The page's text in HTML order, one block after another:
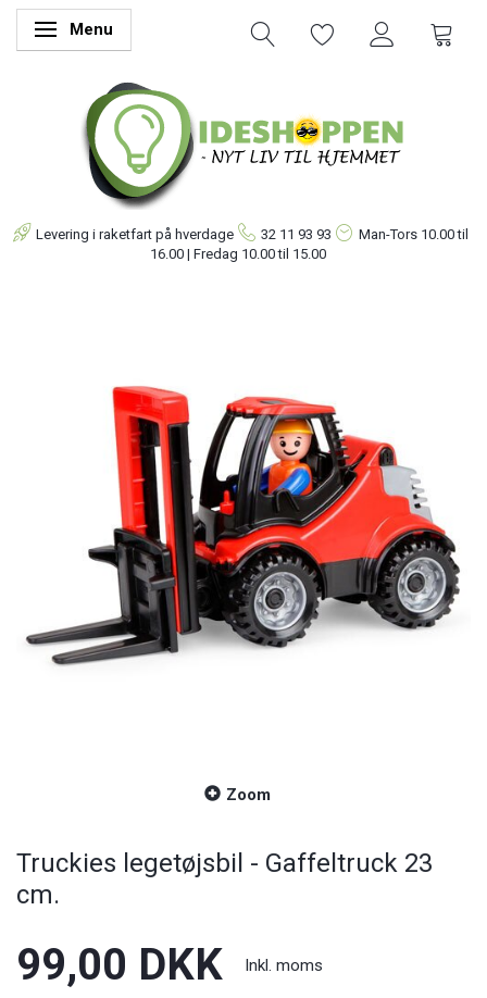
Skifte navigation
Menu
Levering i raketfart på hverdage 32 11 93 93 Man-Tors 10.00 til
16.00 | Fredag 10.00 til 15.00
Zoom
Truckies legetøjsbil - Gaffeltruck 23
cm.
99,00 DKK Inkl. moms